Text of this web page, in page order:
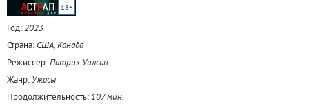
18+
Год:2023
Страна: США, Канада
Режиссер:Патрик Уилсон
Жанр: Ужасы
Продолжительность: 107 мин.